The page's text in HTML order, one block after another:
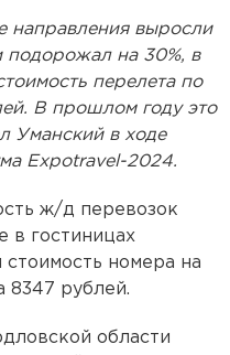
направления выросли
подорожал на 30%, в
перелета по
В прошлом году это
Уманский в ходе
Expotravel-2024.
ж/д перевозок
в гостиницах
стоимость номера на
8347 рублей.
области